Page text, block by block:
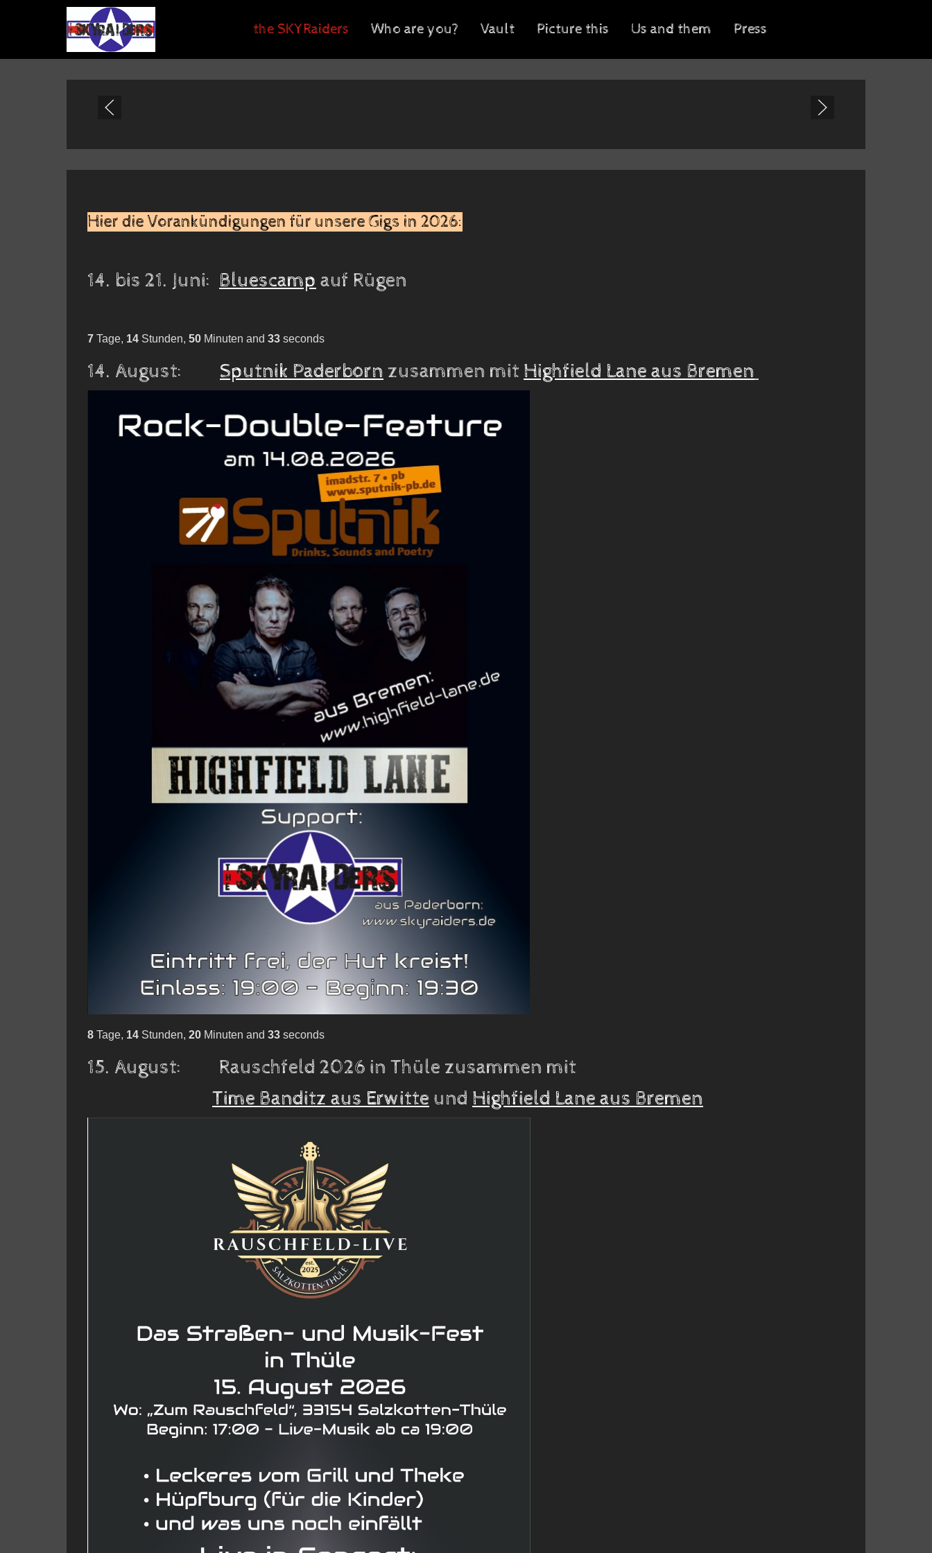
the SKYRaiders Who are you? Vault Picture this Us and them Press
Hier die Vorankündigungen für unsere Gigs in 2026:
14. bis 21. Juni: Bluescamp auf Rügen
7 Tage, 14 Stunden, 50 Minuten and 32 seconds
14. August: Sputnik Paderborn zusammen mit Highfield Lane aus Bremen
8 Tage, 14 Stunden, 20 Minuten and 32 seconds
15. August: Rauschfeld 2026 in Thüle zusammen mit
Time Banditz aus Erwitte und Highfield Lane aus Bremen